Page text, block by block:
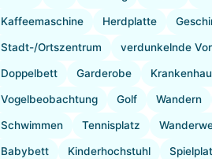
Kaffeemaschine Herdplatte
Stadt-/Ortszentrum verdunkelnde
Doppelbett Garderobe
Vogelbeobachtung Golf Wandern
Schwimmen Tennisplatz
Babybett Kinderhochstuhl